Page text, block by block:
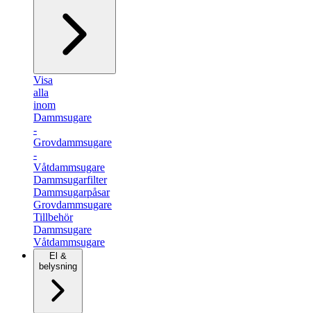
Visa
alla
inom
Dammsugare
-
Grovdammsugare
-
Våtdammsugare
Dammsugarfilter
Dammsugarpåsar
Grovdammsugare
Tillbehör
Dammsugare
Våtdammsugare
El &
belysning